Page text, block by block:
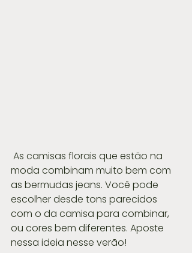
moda combinam muito bem com
as bermudas jeans. Você pode
escolher desde tons parecidos
com o da camisa para combinar,
ou cores bem diferentes. Aposte
nessa ideia nesse verão!